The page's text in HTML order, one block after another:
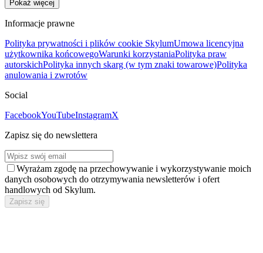
Pokaż więcej
Informacje prawne
Polityka prywatności i plików cookie SkylumUmowa licencyjna
użytkownika końcowegoWarunki korzystaniaPolityka praw
autorskichPolityka innych skarg (w tym znaki towarowe)Polityka
anulowania i zwrotów
Social
FacebookYouTubeInstagramX
Zapisz się do newslettera
Wyrażam zgodę na przechowywanie i wykorzystywanie moich
danych osobowych do otrzymywania newsletterów i ofert
handlowych od Skylum.
Zapisz się